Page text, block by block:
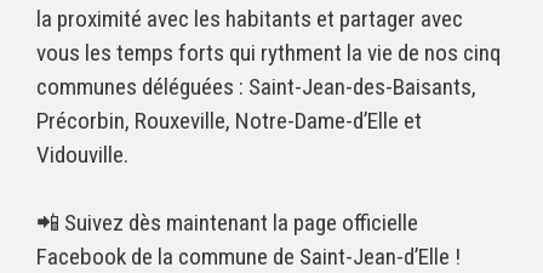
la proximité avec les habitants et partager avec
vous les temps forts qui rythment la vie de nos cinq
communes déléguées : Saint-Jean-des-Baisants,
Précorbin, Rouxeville, Notre-Dame-d’Elle et
Vidouville.
📲 Suivez dès maintenant la page officielle
Facebook de la commune de Saint-Jean-d’Elle !